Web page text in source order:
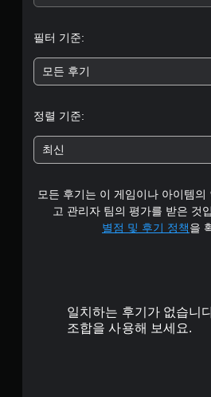
필터 기준:
모든 후기
정렬 기준:
최신
모든 후기는 이 게임이나 아이템
고 관리자 팀의 평가를 받은 것
별점 및 후기 정책을
일치하는 후기가 없습니
조합을 사용해 보세요.